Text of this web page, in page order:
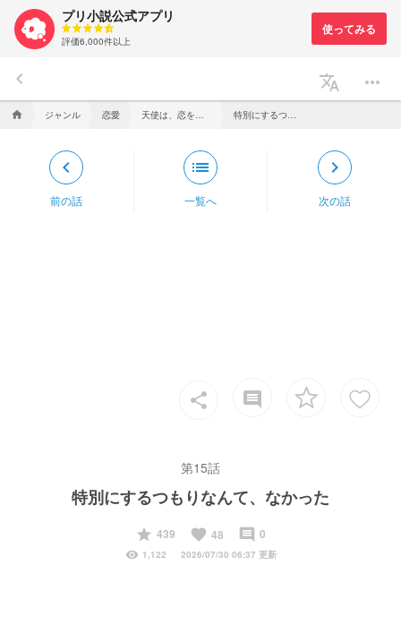
プリ小説公式アプリ
評価6,000件以上
keyboard_arrow_left translate more_horiz
home ジャンル 恋愛
keyboard_arrow_left
前の話
list
一覧へ
keyboard_arrow_right
次の話
share insert_comment
第15話
特別にするつもりなんて、なかった
start
439 favorite 48 insert_comment 0
visibility 1,122 2026/07/30 06:37 更新